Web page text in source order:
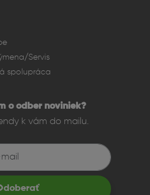
Servis
spolupráca
o odber noviniek?
k vám do mailu.